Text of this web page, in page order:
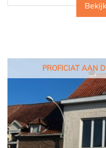
PROFICIAT AAN